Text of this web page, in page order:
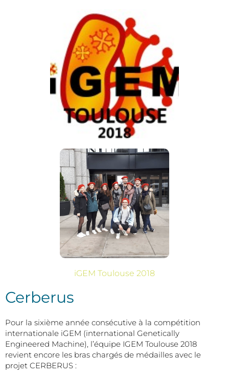
iGEM Toulouse 2018
Cerberus
Pour la sixième année consécutive à la compétition
internationale iGEM (international Genetically
Engineered Machine), l’équipe IGEM Toulouse 2018
revient encore les bras chargés de médailles avec le
projet CERBERUS :